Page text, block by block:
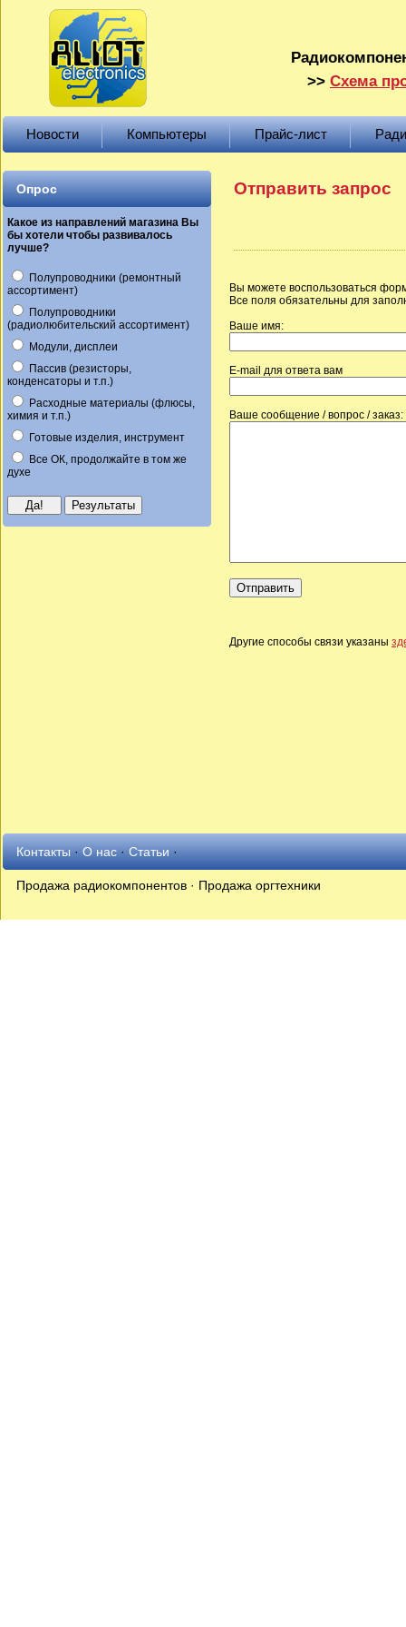
>> Схема
Новости Компьютеры Прайс-лист
Опрос
Какое из направлений магазина Вы
бы хотели чтобы развивалось
лучше?
Полупроводники (ремонтный
ассортимент)
Полупроводники
(радиолюбительский ассортимент)
Модули, дисплеи
Пассив (резисторы,
конденсаторы и т.п.)
Расходные материалы (флюсы,
химия и т.п.)
Готовые изделия, инструмент
Все ОК, продолжайте в том же
духе
Отправить запрос
Вы можете воспользоваться
Все поля обязательны для
Ваше имя:
E-mail для ответа вам
Ваше сообщение / вопрос / заказ:
Другие способы связи указаны
Контакты·О нас·Статьи·
Продажа радиокомпонентов · Продажа оргтехники